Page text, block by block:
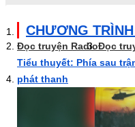
CHƯƠNG
Đọc truyện RadioĐọc
Tiểu thuyết: Phía sau
phát thanh